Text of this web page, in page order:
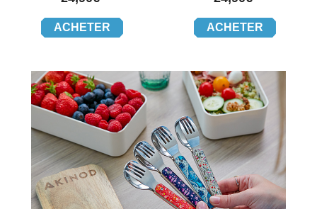
ACHETER ACHETER